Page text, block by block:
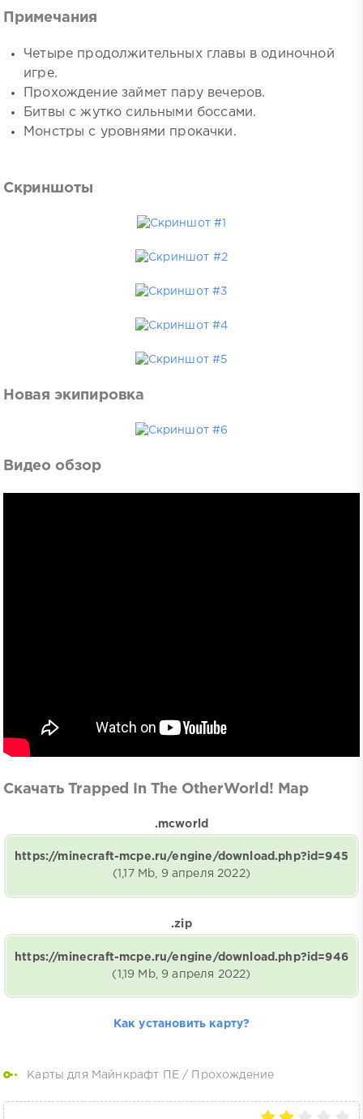
Примечания
Четыре продолжительных главы в одиночной
игре.
Прохождение займет пару вечеров.
Битвы с жутко сильными боссами.
Монстры с уровнями прокачки.
Скриншоты
Новая экипировка
Видео обзор
Скачать Trapped In The OtherWorld! Map
.mcworld
https://minecraft-mcpe.ru/engine/download.php?id=945
(1,17 Mb, 9 апреля 2022)
.zip
https://minecraft-mcpe.ru/engine/download.php?id=946
(1,19 Mb, 9 апреля 2022)
Как установить карту?
Карты для Майнкрафт ПЕ / Прохождение